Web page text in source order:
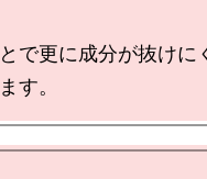
で更に成分が抜けに